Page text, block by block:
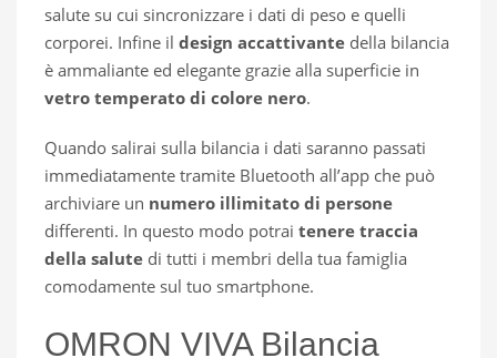
salute su cui sincronizzare i dati di peso e quelli
corporei. Infine il design accattivante della bilancia
è ammaliante ed elegante grazie alla superficie in
vetro temperato di colore nero.
Quando salirai sulla bilancia i dati saranno passati
immediatamente tramite Bluetooth all’app che può
archiviare un numero illimitato di persone
differenti. In questo modo potrai tenere traccia
della salute di tutti i membri della tua famiglia
comodamente sul tuo smartphone.
OMRON VIVA Bilancia